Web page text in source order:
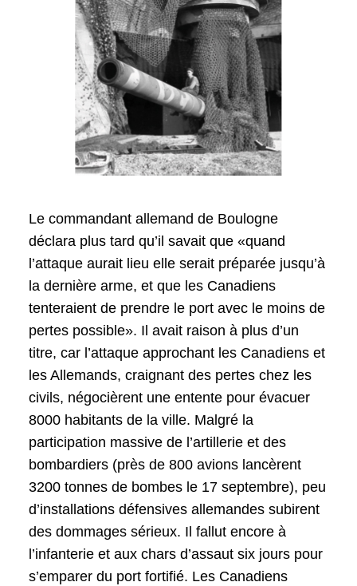
Le commandant allemand de Boulogne
déclara plus tard qu’il savait que «quand
l’attaque aurait lieu elle serait préparée jusqu’à
la dernière arme, et que les Canadiens
tenteraient de prendre le port avec le moins de
pertes possible». Il avait raison à plus d’un
titre, car l’attaque approchant les Canadiens et
les Allemands, craignant des pertes chez les
civils, négocièrent une entente pour évacuer
8000 habitants de la ville. Malgré la
participation massive de l’artillerie et des
bombardiers (près de 800 avions lancèrent
3200 tonnes de bombes le 17 septembre), peu
d’installations défensives allemandes subirent
des dommages sérieux. Il fallut encore à
l’infanterie et aux chars d’assaut six jours pour
s’emparer du port fortifié. Les Canadiens